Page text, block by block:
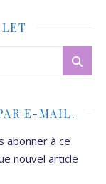
E-MAIL.
abonner à ce
nouvel article